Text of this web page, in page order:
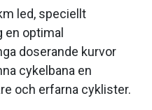
led, speciellt
en optimal
doserande kurvor
cykelbana en
och erfarna cyklister.